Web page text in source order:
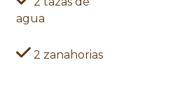
agua
2 zanahorias